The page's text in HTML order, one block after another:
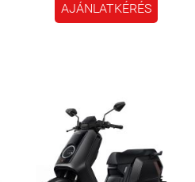
AJÁNLATKÉRÉS